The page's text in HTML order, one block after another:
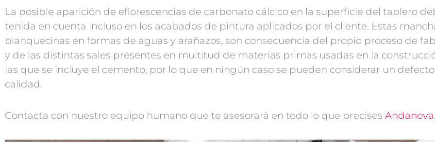
La posible aparición de eflorescencias de carbonato cálcico en la superficie del tablero
tenida en cuenta incluso en los acabados de pintura aplicados por el cliente. Estas
blanquecinas en formas de aguas y arañazos, son consecuencia del propio proceso de
y de las distintas sales presentes en multitud de materias primas usadas en la
las que se incluye el cemento, por lo que en ningún caso se pueden considerar un
calidad.
Contacta con nuestro equipo humano que te asesorará en todo lo que precises Andanova